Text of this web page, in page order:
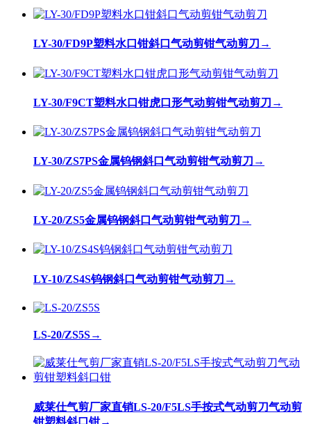
LY-30/FD9P塑料水口钳斜口气动剪钳气动剪刀 →
LY-30/F9CT塑料水口钳虎口形气动剪钳气动剪刀 →
LY-30/ZS7PS金属钨钢斜口气动剪钳气动剪刀 →
LY-20/ZS5金属钨钢斜口气动剪钳气动剪刀 →
LY-10/ZS4S钨钢斜口气动剪钳气动剪刀 →
LS-20/ZS5S→
威莱仕气剪厂家直销LS-20/F5LS手按式气动剪刀气动剪
钳塑料斜口钳→